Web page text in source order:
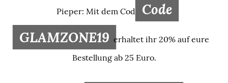
Pieper: Mit dem Code Code
GLAMZONE19 erhaltet ihr 20% auf eure
Bestellung ab 25 Euro.